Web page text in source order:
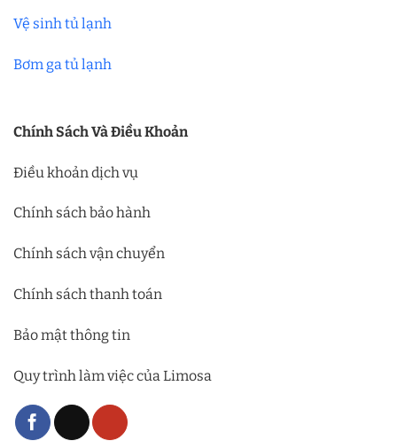
Vệ sinh tủ lạnh
Bơm ga tủ lạnh
Chính Sách Và Điều Khoản
Điều khoản dịch vụ
Chính sách bảo hành
Chính sách vận chuyển
Chính sách thanh toán
Bảo mật thông tin
Quy trình làm việc của Limosa